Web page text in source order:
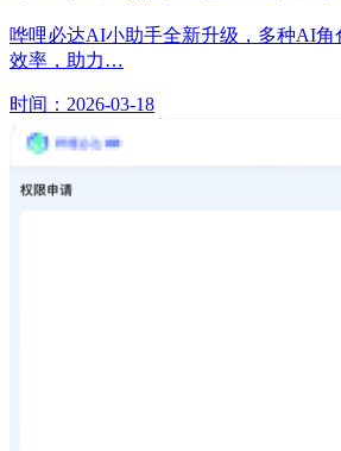
哗哩必达AI小助手全新升级，多种AI角
效率，助力…
时间：2026-03-18